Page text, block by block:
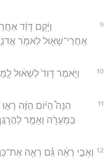
9
וַיָּ֨קָם דָּוִ֜ד
אַֽחֲרֵי־שָׁא֛וּל לֵאמֹ֖ר
10
וַיֹּ֤אמֶר דָּוִד֙ לְשָׁא֔וּל
11
הִנֵּה֩ הַיּ֨וֹם הַזֶּ֜ה רָא֣וּ
בַּמְּעָרָ֔ה וְאָמַ֥ר
12 וְאָבִ֣י רְאֵ֔ה גַּ֗ם רְאֵ֛ה